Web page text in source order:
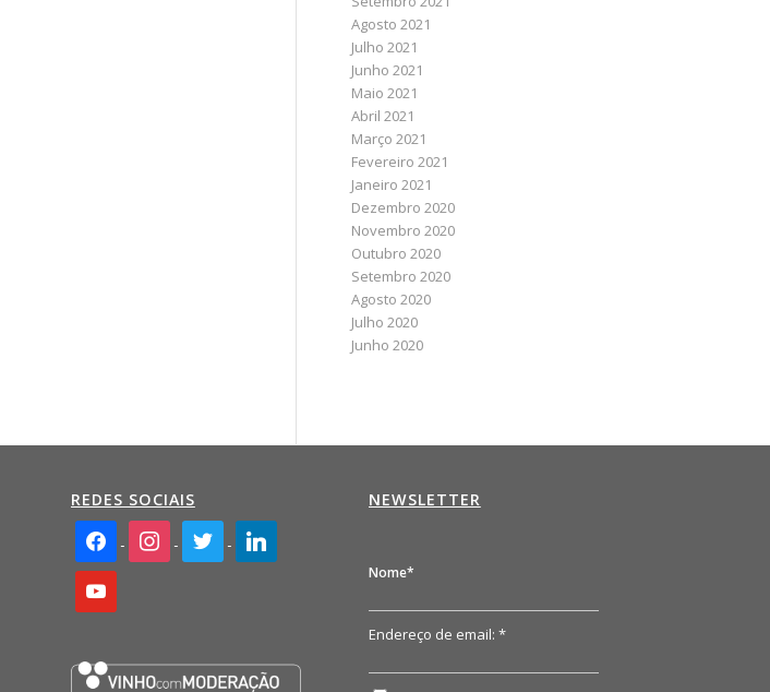
Agosto 2021
Julho 2021
Junho 2021
Maio 2021
Abril 2021
Março 2021
Fevereiro 2021
Janeiro 2021
Dezembro 2020
Novembro 2020
Outubro 2020
Setembro 2020
Agosto 2020
Julho 2020
Junho 2020
REDES SOCIAIS
facebook2instagramtwitter linkedin
youtube
NEWSLETTER
Nome*
Endereço de email: *